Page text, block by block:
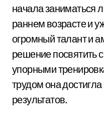
начала заниматься
раннем возрасте и
огромный талант и
решение посвятить
упорными
трудом она
результатов.